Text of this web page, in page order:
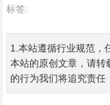
标签:
1.本站遵循行业规范，
本站的原创文章，请转
的行为我们将追究责任